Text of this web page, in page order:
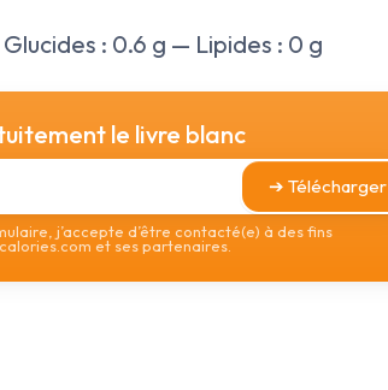
: 0.6 g — Lipides : 0 g
le livre blanc
➔ Télécharger
j’accepte d’être contacté(e) à des fins
et ses partenaires.